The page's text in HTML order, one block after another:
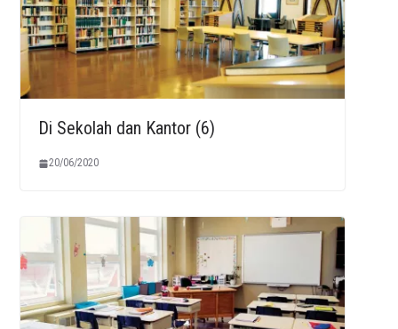
Di Sekolah dan Kantor (6)
20/06/2020